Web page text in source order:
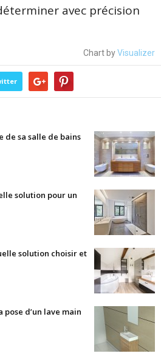
avec précision
Chart byVisualizer
de sa salle de bains
solution pour un
solution choisir et
d’un lave main